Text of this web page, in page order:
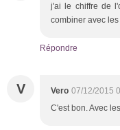
j'ai le chiffre de
combiner avec les
Répondre
V Vero 07/12/2015
C'est bon. Avec